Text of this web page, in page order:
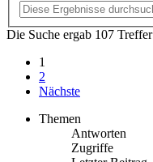
Die Suche ergab 107 Treffer
1
2
Nächste
Themen
Antworten
Zugriffe